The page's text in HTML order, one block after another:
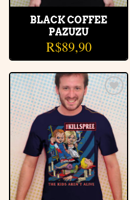
BLACK COFFEE
PAZUZU
R$89,90
Adicionar
à lista de
desejos